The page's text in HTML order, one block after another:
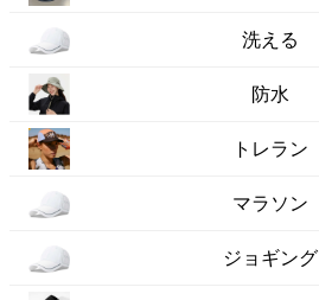
洗える
防水
トレラン
マラソン
ジョギング